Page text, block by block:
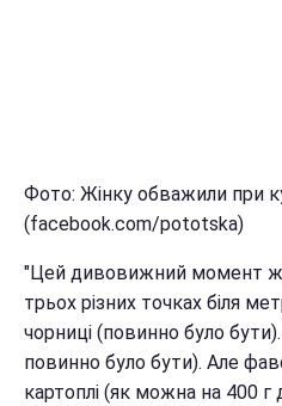
Фото: Жінку обважили при
(facebook.com/pototska)
"Цей дивовижний момент
трьох різних точках біля
чорниці (повинно було
повинно було бути). Але
картоплі (як можна на 400 г